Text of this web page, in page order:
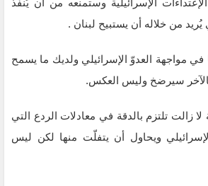
الإسرائيلية وستمنعه من أن يُنفّذ
من خلاله أن يستبيح لبنان .
في مواجهة العدوّ الإسرائيلي ولديك ما يسمح
سيرضخ وليس العكس.
زالت تلتزم بالدقة في معادلات الردع التي
ويحاول أن يتفلّت منها لكن ليس